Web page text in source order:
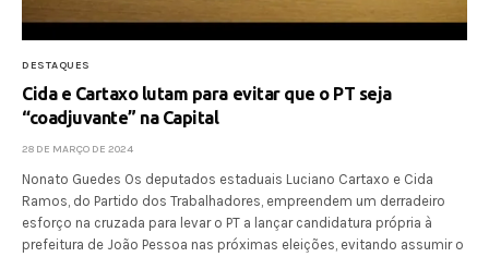
DESTAQUES
Cida e Cartaxo lutam para evitar que o PT seja
“coadjuvante” na Capital
28 DE MARÇO DE 2024
Nonato Guedes Os deputados estaduais Luciano Cartaxo e Cida
Ramos, do Partido dos Trabalhadores, empreendem um derradeiro
esforço na cruzada para levar o PT a lançar candidatura própria à
prefeitura de João Pessoa nas próximas eleições, evitando assumir o